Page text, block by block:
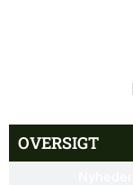
OVERSIGT